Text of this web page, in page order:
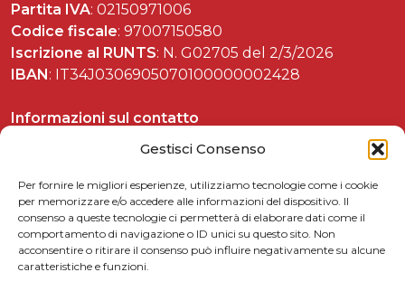
Gestisci Consenso
Per fornire le migliori esperienze, utilizziamo tecnologie come i cookie
per memorizzare e/o accedere alle informazioni del dispositivo. Il
consenso a queste tecnologie ci permetterà di elaborare dati come il
comportamento di navigazione o ID unici su questo sito. Non
acconsentire o ritirare il consenso può influire negativamente su alcune
caratteristiche e funzioni.
Partita IVA: 02150971006
Codice fiscale: 97007150580
Iscrizione al RUNTS: N. G02705 del 2/3/2026
IBAN : IT34J0306905070100000002428
Informazioni sul contatto
Celebrazioni matteottiane
Matteotti per le scuole